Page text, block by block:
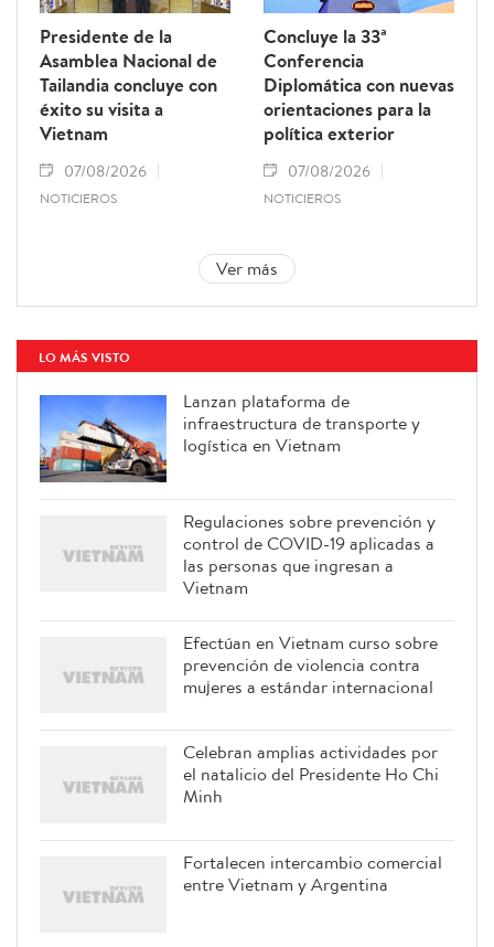
Presidente de la
Asamblea Nacional de
Tailandia concluye con
éxito su visita a
Vietnam
07/08/2026
NOTICIEROS
Concluye la 33ª
Conferencia
Diplomática con nuevas
orientaciones para la
política exterior
07/08/2026
NOTICIEROS
Ver más
LO MÁS VISTO
Lanzan plataforma de
infraestructura de transporte y
logística en Vietnam
Regulaciones sobre prevención y
control de COVID-19 aplicadas a
las personas que ingresan a
Vietnam
Efectúan en Vietnam curso sobre
prevención de violencia contra
mujeres a estándar internacional
Celebran amplias actividades por
el natalicio del Presidente Ho Chi
Minh
Fortalecen intercambio comercial
entre Vietnam y Argentina